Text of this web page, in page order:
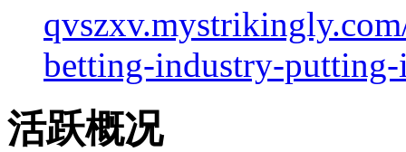
betting-industry-
活跃概况